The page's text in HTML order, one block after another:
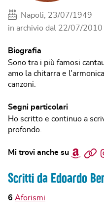
Napoli, 23/07/1949
in archivio dal 22/07/2010
Biografia
Sono tra i più famosi
amo la chitarra e
canzoni.
Segni particolari
Ho scritto e continuo a
profondo.
Mi trovi anche su Amazon
Sito
Scritti da Edoardo
6 Aforismi